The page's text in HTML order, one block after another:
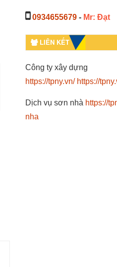
0934655679- Mr: Đạt
LIÊN KẾT
Công ty xây dựng
https://tpny.vn/ https://
Dịch vụ sơn nhà https://
nha